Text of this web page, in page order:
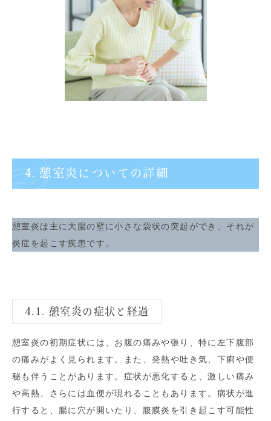
4. 憩室炎についての詳細
憩室炎は主に大腸の壁に小さな袋状の突起ができ、それが
炎症を起こす疾患です。
4.1. 憩室炎の症状と経過
憩室炎の初期症状には、お腹の痛みや張り、特に左下腹部
の痛みがよく見られます。また、発熱や吐き気、下痢や便
秘も伴うことがあります。症状が悪化すると、激しい痛み
や高熱、さらには血便が現れることもあります。病状が進
行すると、腸に穴が開いたり、腹膜炎を引き起こす可能性